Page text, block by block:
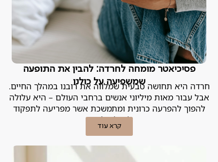
פסיכיאטר מומחה לחרדה: להבין את התופעה
שמשפיעה על כולנו
חרדה היא תחושה טבעית שמלווה את רובנו במהלך החיים.
אבל עבור מאות מיליוני אנשים ברחבי העולם – היא עלולה
להפוך להפרעה כרונית ומתמשכת אשר מפריעה לתפקוד
היומיומי וליכולת ליהנות מהחיים
קרא עוד